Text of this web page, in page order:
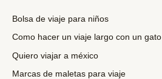
r
p
o
Bolsa de viaje para niños
Como hacer un viaje largo con un gato
Quiero viajar a méxico
Marcas de maletas para viaje